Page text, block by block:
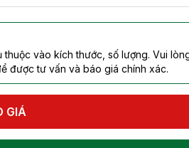
vào kích thước, số lượng. Vui
được tư vấn và báo giá chính xác.
GIÁ